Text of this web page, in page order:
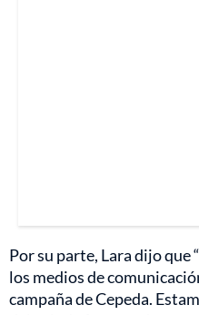
Por su parte, Lara dijo que
los medios de
campaña de Cepeda.